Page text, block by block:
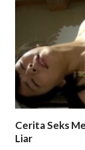
Cerita Seks
Liar